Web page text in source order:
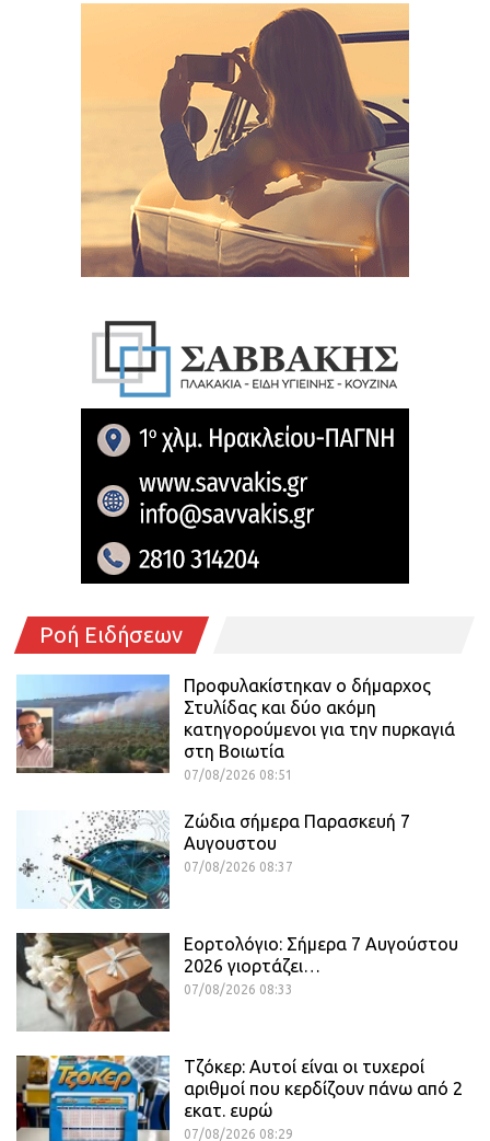
Ροή Ειδήσεων
Προφυλακίστηκαν ο δήμαρχος
Στυλίδας και δύο ακόμη
κατηγορούμενοι για την πυρκαγιά
στη Βοιωτία
07/08/2026 08:51
Ζώδια σήμερα Παρασκευή 7
Αυγουστου
07/08/2026 08:37
Εορτολόγιο: Σήμερα 7 Αυγούστου
2026 γιορτάζει…
07/08/2026 08:33
Τζόκερ: Αυτοί είναι οι τυχεροί
αριθμοί που κερδίζουν πάνω από 2
εκατ. ευρώ
07/08/2026 08:29